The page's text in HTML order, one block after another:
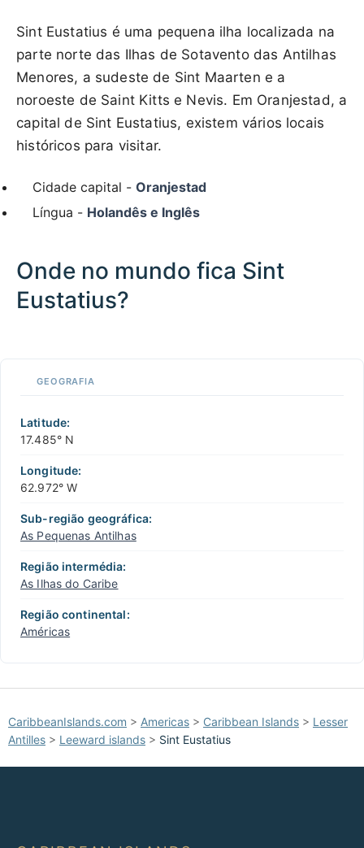
Sint Eustatius é uma pequena ilha localizada na
parte norte das Ilhas de Sotavento das Antilhas
Menores, a sudeste de Sint Maarten e a
noroeste de Saint Kitts e Nevis. Em Oranjestad, a
capital de Sint Eustatius, existem vários locais
históricos para visitar.
Cidade capital - Oranjestad
Língua - Holandês e Inglês
Onde no mundo fica Sint
Eustatius?
−
GEOGRAFIA
Latitude:
17.485° N
Longitude:
62.972° W
Sub-região geográfica:
As Pequenas Antilhas
Região intermédia:
As Ilhas do Caribe
Região continental:
Américas
CaribbeanIslands.com > Americas > Caribbean Islands > Lesser
Antilles > Leeward islands > Sint Eustatius